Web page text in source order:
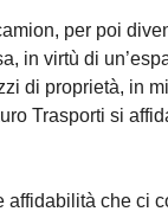
per poi
in virtù di
di proprietà, in
Trasporti si
che ci